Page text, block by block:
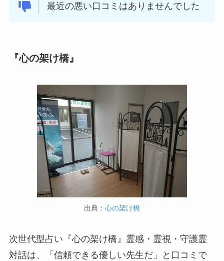
最近の悪い口コミはありませんでした
『心の架け橋』
出典： 心の架け橋
次世代型占い『心の架け橋』霊感・霊視・守護霊
対話は、「信頼できる優しい先生だ」と口コミで